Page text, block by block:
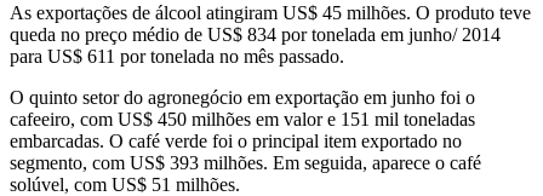
As exportações de álcool atingiram US$ 45 milhões. O produto teve
queda no preço médio de US$ 834 por tonelada em junho/ 2014
para US$ 611 por tonelada no mês passado.
O quinto setor do agronegócio em exportação em junho foi o
cafeeiro, com US$ 450 milhões em valor e 151 mil toneladas
embarcadas. O café verde foi o principal item exportado no
segmento, com US$ 393 milhões. Em seguida, aparece o café
solúvel, com US$ 51 milhões.